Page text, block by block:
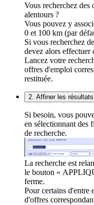
Vous recherchez des
alentours ?
Vous pouvez y
0 et 100 km (par
Si vous recherchez
devez alors effectuer
Lancez votre
offres d'emploi
restituée.
2. Affiner les
Si besoin, vous
en sélectionnant des
de recherche.
La recherche est
le bouton «
ferme.
Pour certains d'entre
d'offres